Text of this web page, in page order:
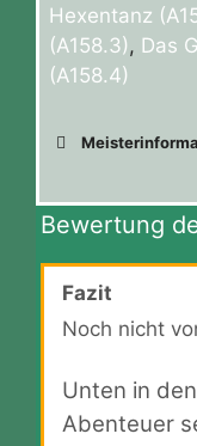
Hexentanz
(A158.3), Das
(A158.4)
Bewertung
Fazit
Noch nicht
Unten in
Abenteuer